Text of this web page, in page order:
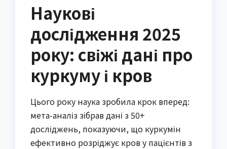
Наукові
дослідження 2025
року: свіжі дані про
куркуму і кров
Цього року наука зробила крок вперед:
мета-аналіз зібрав дані з 50+
досліджень, показуючи, що куркумін
ефективно розріджує кров у пацієнтів з